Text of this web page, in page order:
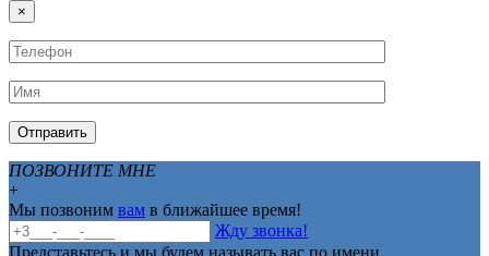
×
ПОЗВОНИТЕ МНЕ
+
Мы позвоним вам в ближайшее время!
Жду звонка!
Представьтесь и мы будем называть вас по имени.